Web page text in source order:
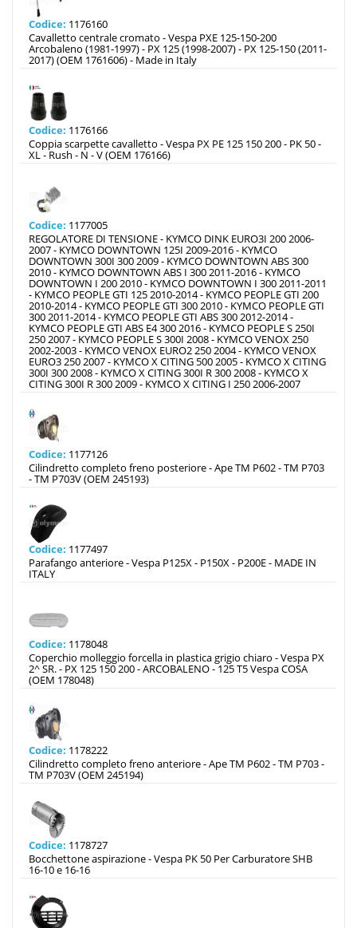
Codice: 1176160
Cavalletto centrale cromato - Vespa PXE 125-150-200
Arcobaleno (1981-1997) - PX 125 (1998-2007) - PX 125-150 (2011-
2017) (OEM 1761606) - Made in Italy
Codice: 1176166
Coppia scarpette cavalletto - Vespa PX PE 125 150 200 - PK 50 -
XL - Rush - N - V (OEM 176166)
Codice: 1177005
REGOLATORE DI TENSIONE - KYMCO DINK EURO3I 200 2006-
2007 - KYMCO DOWNTOWN 125I 2009-2016 - KYMCO
DOWNTOWN 300I 300 2009 - KYMCO DOWNTOWN ABS 300
2010 - KYMCO DOWNTOWN ABS I 300 2011-2016 - KYMCO
DOWNTOWN I 200 2010 - KYMCO DOWNTOWN I 300 2011-2011
- KYMCO PEOPLE GTI 125 2010-2014 - KYMCO PEOPLE GTI 200
2010-2014 - KYMCO PEOPLE GTI 300 2010 - KYMCO PEOPLE GTI
300 2011-2014 - KYMCO PEOPLE GTI ABS 300 2012-2014 -
KYMCO PEOPLE GTI ABS E4 300 2016 - KYMCO PEOPLE S 250I
250 2007 - KYMCO PEOPLE S 300I 2008 - KYMCO VENOX 250
2002-2003 - KYMCO VENOX EURO2 250 2004 - KYMCO VENOX
EURO3 250 2007 - KYMCO X CITING 500 2005 - KYMCO X CITING
300I 300 2008 - KYMCO X CITING 300I R 300 2008 - KYMCO X
CITING 300I R 300 2009 - KYMCO X CITING I 250 2006-2007
Codice: 1177126
Cilindretto completo freno posteriore - Ape TM P602 - TM P703
- TM P703V (OEM 245193)
Codice: 1177497
Parafango anteriore - Vespa P125X - P150X - P200E - MADE IN
ITALY
Codice: 1178048
Coperchio molleggio forcella in plastica grigio chiaro - Vespa PX
2^ SR. - PX 125 150 200 - ARCOBALENO - 125 T5 Vespa COSA
(OEM 178048)
Codice: 1178222
Cilindretto completo freno anteriore - Ape TM P602 - TM P703 -
TM P703V (OEM 245194)
Codice: 1178727
Bocchettone aspirazione - Vespa PK 50 Per Carburatore SHB
16-10 e 16-16